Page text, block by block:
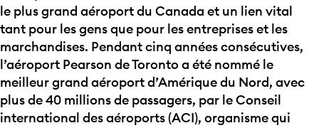
le plus grand aéroportdu Canada et un lien vital
tant pour les gens que pour lesentrepriseset les
marchandises. Pendant cinq annéesconsécutives,
l’aéroport Pearson de Toronto a été nommé le
meilleurgrand aéroportd’Amériquedu Nord, avec
plus de 40 millionsde passagers, par le Conseil
international desaéroports(ACI), organismequi